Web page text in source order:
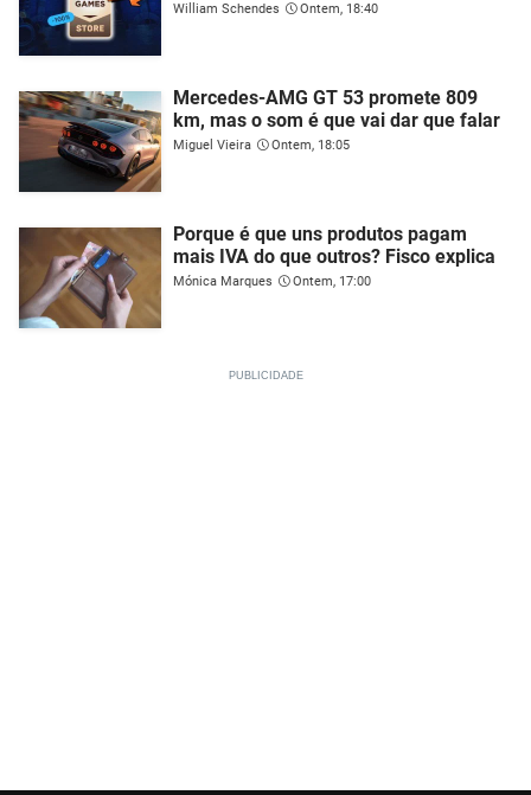
William Schendes Ontem, 18:40
Mercedes-AMG GT 53 promete 809
km, mas o som é que vai dar que falar
Miguel Vieira Ontem, 18:05
Porque é que uns produtos pagam
mais IVA do que outros? Fisco explica
Mónica Marques Ontem, 17:00